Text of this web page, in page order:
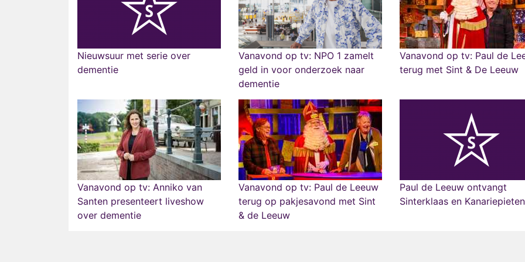
Nieuwsuur met serie over
dementie
Vanavond op tv: NPO 1 zamelt
geld in voor onderzoek naar
dementie
Vanavond op tv: Paul de
terug met Sint & De Leeuw
Vanavond op tv: Anniko van
Santen presenteert liveshow
over dementie
Vanavond op tv: Paul de Leeuw
terug op pakjesavond met Sint
& de Leeuw
Paul de Leeuw ontvangt
Sinterklaas en Kanariepieten